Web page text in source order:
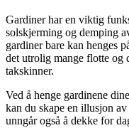
Gardiner har en viktig
solskjerming og demping
gardiner bare kan henges
det utrolig mange flotte og
takskinner.
Ved å henge gardinene
kan du skape en illusjon
unngår også å dekke for